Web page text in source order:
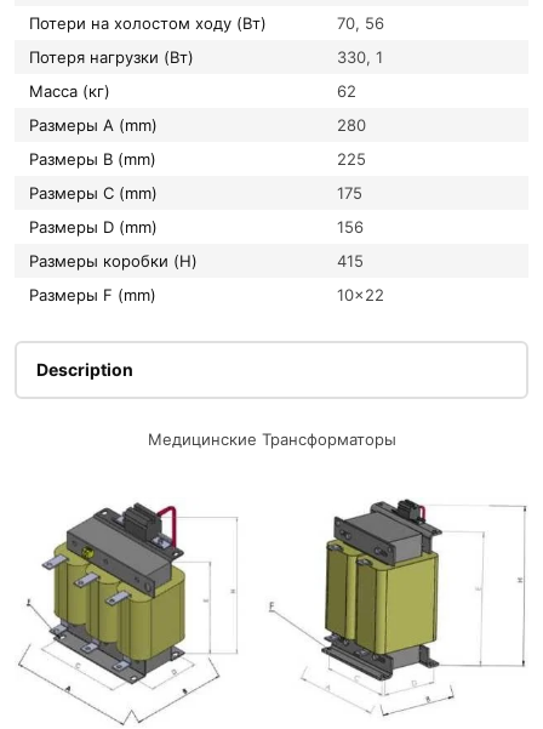
Потери на холостом ходу (Вт)
70, 56
Потеря нагрузки (Вт)
330, 1
Масса (кг)
62
Размеры A (mm)
280
Размеры B (mm)
225
Размеры C (mm)
175
Размеры D (mm)
156
Размеры коробки (H)
415
Размеры F (mm)
10×22
Description
Медицинские Трансформаторы